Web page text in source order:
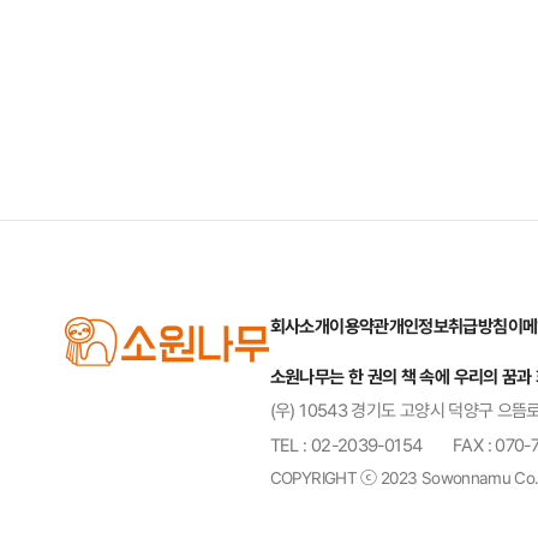
회사소개이용약관개인정보취급방침이
소원나무는 한 권의 책 속에 우리의 꿈
(우) 10543 경기도 고양시 덕양구 으뜸
TEL : 02-2039-0154
FAX :
COPYRIGHT ⓒ 2023 Sowonnamu